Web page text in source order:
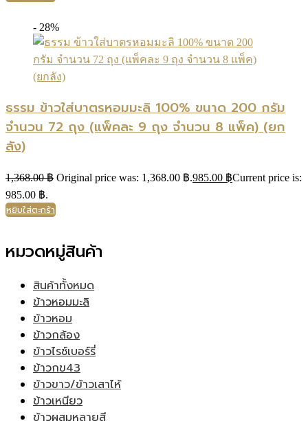
- 28%
ธรรม ข้าวใส่บาตรหอมมะลิ 100% ขนาด 200 กรัม
จำนวน 72 ถุง (แพ็คละ 9 ถุง จำนวน 8 แพ็ค) (ยก
ลัง)
1,368.00฿ Original price was: 1,368.00 ฿.985.00 ฿Current price is:
985.00 ฿.
หยิบใส่ตะกร้า
หมวดหมู่สินค้า
สินค้าทั้งหมด
ข้าวหอมมะลิ
ข้าวหอม
ข้าวกล้อง
ข้าวไรซ์เบอร์รี่
ข้าวกข43
ข้าวขาว/ข้าวเสาไห้
ข้าวเหนียว
ข้าวผสมหลายสี